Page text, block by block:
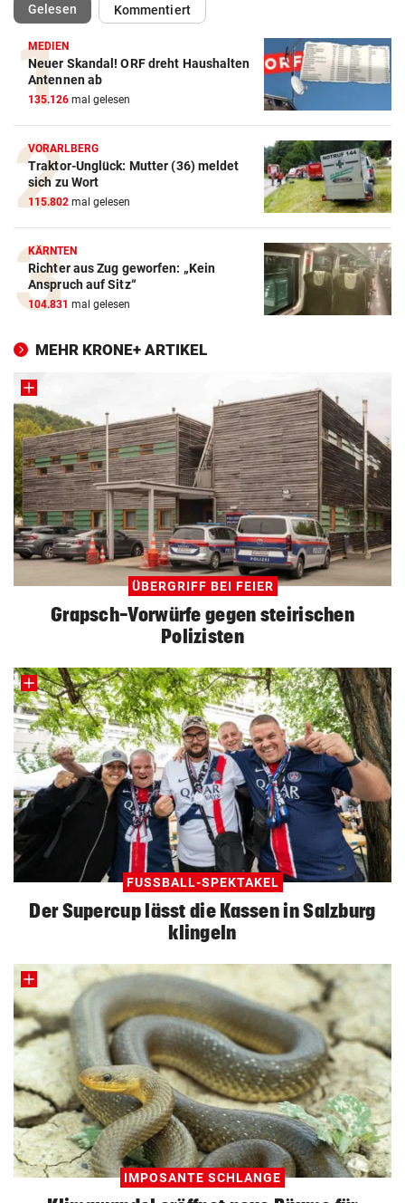
Gelesen(ausgewählt)Kommentiert
MEDIEN
Neuer Skandal! ORF dreht Haushalten
Antennen ab
135.126 mal gelesen
VORARLBERG
Traktor-Unglück: Mutter (36) meldet
sich zu Wort
115.802 mal gelesen
KÄRNTEN
Richter aus Zug geworfen: „Kein
Anspruch auf Sitz“
104.831 mal gelesen
MEHR KRONE+ ARTIKEL
ÜBERGRIFF BEI FEIER
Grapsch-Vorwürfe gegen steirischen
Polizisten
FUSSBALL-SPEKTAKEL
Der Supercup lässt die Kassen in Salzburg
klingeln
IMPOSANTE SCHLANGE